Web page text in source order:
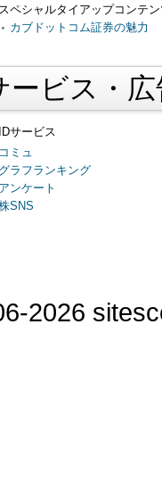
スペシャルタイアップコンテ
カブドットコム証券の魅力
ービス・
IDサービス
コミュ
グラフランキング
アンケート
SNS
2026